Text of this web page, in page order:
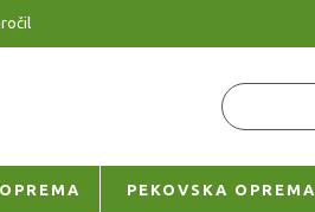
PEKOVSKA OPREMA